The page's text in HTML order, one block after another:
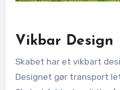
Vikbar Design
Skabet har et vikbart
Designet gør transport